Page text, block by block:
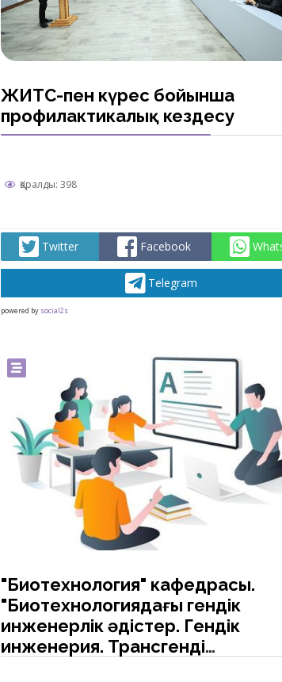
ЖИТС-пен күрес бойынша
профилактикалық кездесу
Қаралды: 398
Twitter Facebook
Telegram
powered by social2s
"Биотехнология" кафедрасы.
"Биотехнологиядағы гендік
инженерлік әдістер. Гендік
инженерия. Трансгенді